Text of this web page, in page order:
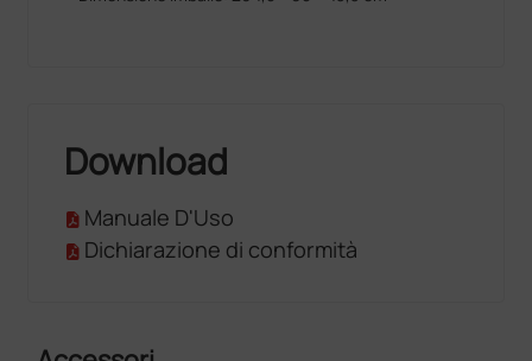
Download
Manuale D'Uso
Dichiarazione di conformità